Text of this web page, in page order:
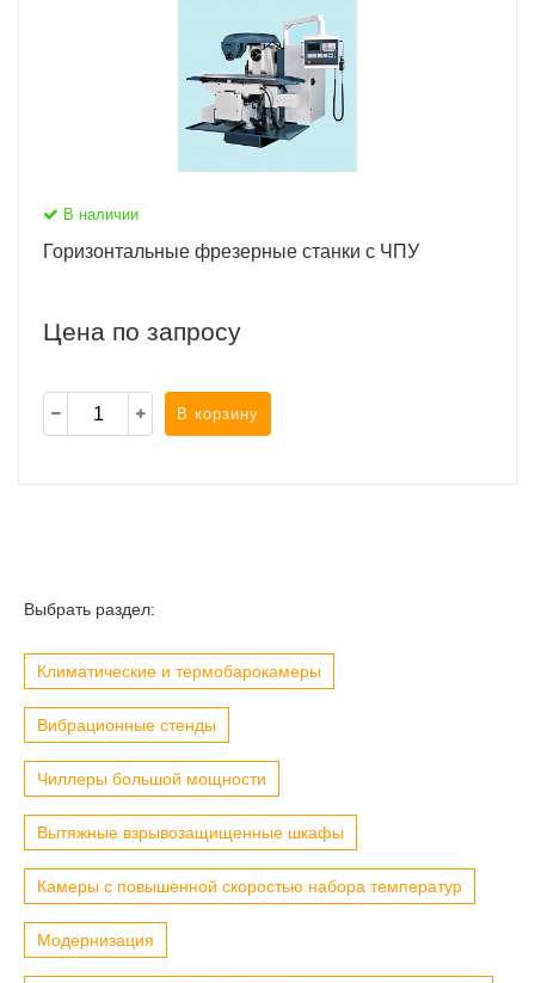
В наличии
Горизонтальные фрезерные станки с ЧПУ
Цена по запросу
В корзину
Выбрать раздел:
Климатические и термобарокамеры
Вибрационные стенды
Чиллеры большой мощности
Вытяжные взрывозащищенные шкафы
Камеры с повышенной скоростью набора температур
Модернизация